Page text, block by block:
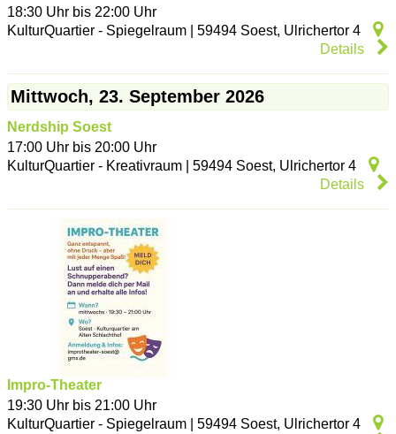
18:30 Uhr bis 22:00 Uhr
KulturQuartier - Spiegelraum
59494 Soest, Ulrichertor 4
Details
Mittwoch, 23. September 2026
Nerdship Soest
17:00 Uhr bis 20:00 Uhr
KulturQuartier - Kreativraum
59494 Soest, Ulrichertor 4
Details
Impro-Theater
19:30 Uhr bis 21:00 Uhr
KulturQuartier - Spiegelraum
59494 Soest, Ulrichertor 4